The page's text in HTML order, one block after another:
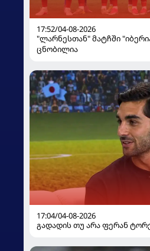
17:52/04-08-2026
"ლარნესთან" მატჩში
ცნობილია
17:04/04-08-2026
გადადის თუ არა ფერან